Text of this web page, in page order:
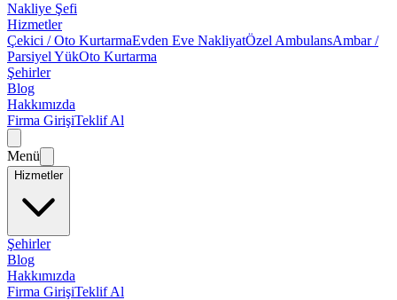
Nakliye Şefi
Hizmetler
Çekici / Oto KurtarmaEvden Eve NakliyatÖzel AmbulansAmbar /
Parsiyel YükOto Kurtarma
Şehirler
Blog
Hakkımızda
Firma GirişiTeklif Al
Menü
Hizmetler
Şehirler
Blog
Hakkımızda
Firma GirişiTeklif Al